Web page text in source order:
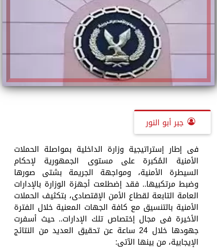
جبر أبو النور
فى إطار إستراتيجية وزارة الداخلية بمواصلة الحملات
الأمنية المُكبرة على مستوى الجمهورية لإحكام
السيطرة الأمنية، ومواجهة الجريمة بشتى صورها
وضبط مرتكبيها.. فقد إضطلعت أجهزة الوزارة بالإدارات
العامة التابعة لقطاع الأمن الإقتصادى، بتكثيف الحملات
الأمنية بالتنسيق مع كافة الجهات المعنية خلال الفترة
الأخيرة فى مجال إختصاص تلك الإدارات.. حيث أسفرت
جهودها خلال 24 ساعة عن تحقيق العديد من النتائج
الإيجابية، من بينها الآتى: